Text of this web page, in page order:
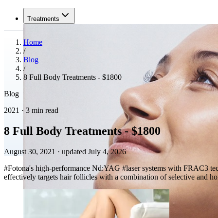
Treatments
Home
/
Blog
/
8 Full Body Treatments - $1800
Blog
2021 · 3 min read
8 Full Body Treatments - $1800
August 30, 2021 · updated July 4, 2026
#Fotona's high-performance Nd:YAG #laser systems with FRAC3
effectively targets hair follicles with a combination of selective and